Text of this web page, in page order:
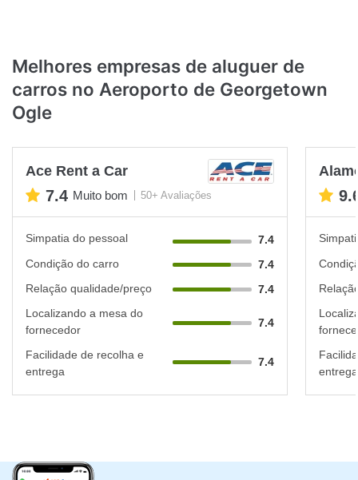
Melhores empresas de aluguer de
carros no Aeroporto de Georgetown
Ogle
Ace Rent a Car
7.4 Muito bom 50+ Avaliações
Simpatia do pessoal
7.4
Condição do carro
7.4
Relação qualidade/preço
7.4
Localizando a mesa do
fornecedor
7.4
Facilidade de recolha e
entrega
7.4
entrega